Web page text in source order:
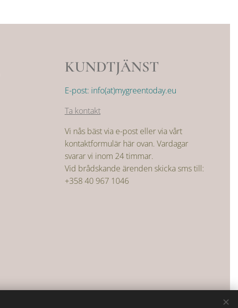
KUNDTJÄNST
E-post: info(at)mygreentoday.eu
Ta kontakt
Vi nås bäst via e-post eller via vårt
kontaktformulär här ovan. Vardagar
svarar vi inom 24 timmar.
Vid brådskande ärenden skicka sms till:
+358 40 967 1046